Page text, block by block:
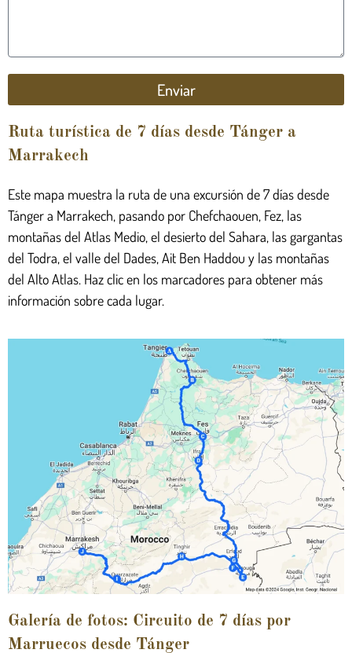
Enviar
Ruta turística de 7 días desde Tánger a
Marrakech
Este mapa muestra la ruta de una excursión de 7 días desde
Tánger a Marrakech, pasando por Chefchaouen, Fez, las
montañas del Atlas Medio, el desierto del Sahara, las gargantas
del Todra, el valle del Dades, Ait Ben Haddou y las montañas
del Alto Atlas. Haz clic en los marcadores para obtener más
información sobre cada lugar.
Galería de fotos: Circuito de 7 días por
Marruecos desde Tánger